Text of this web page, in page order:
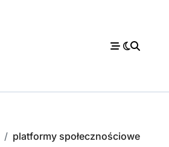
platformy społecznościowe